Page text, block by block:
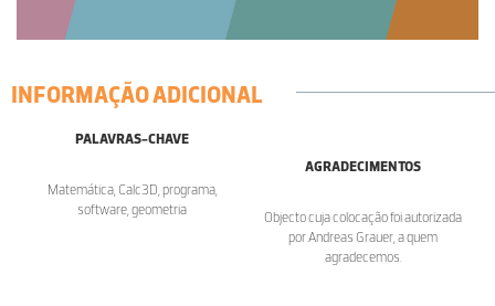
INFORMAÇÃO ADICIONAL
PALAVRAS-CHAVE
Matemática, Calc3D, programa,
software, geometria
AGRADECIMENTOS
Objecto cuja colocação foi autorizada
por Andreas Grauer, a quem
agradecemos.